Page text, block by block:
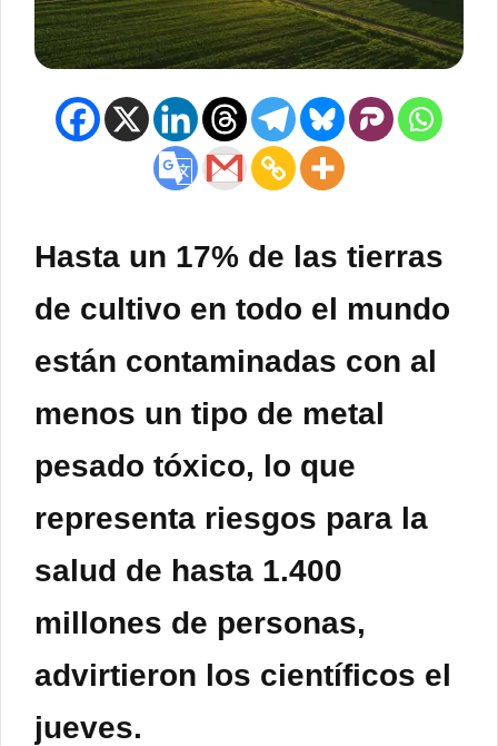
Hasta un 17% de las tierras
de cultivo en todo el mundo
están contaminadas con al
menos un tipo de metal
pesado tóxico, lo que
representa riesgos para la
salud de hasta 1.400
millones de personas,
advirtieron los científicos el
jueves.